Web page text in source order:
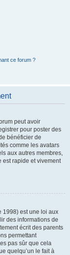
ce forum ?
peut avoir
pour poster des
bénéficier de
comme les avatars
aux autres membres,
est rapide et vivement
1998) est une loi aux
des informations de
écrit des parents
permettant
pas sûr que cela
quelqu’un le fait à